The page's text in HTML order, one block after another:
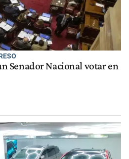
Senador Nacional votar en